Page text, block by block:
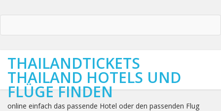
THAILANDTICKETS
THAILAND HOTELS UND
FLÜGE FINDEN
online einfach das passende Hotel oder den passenden Flug